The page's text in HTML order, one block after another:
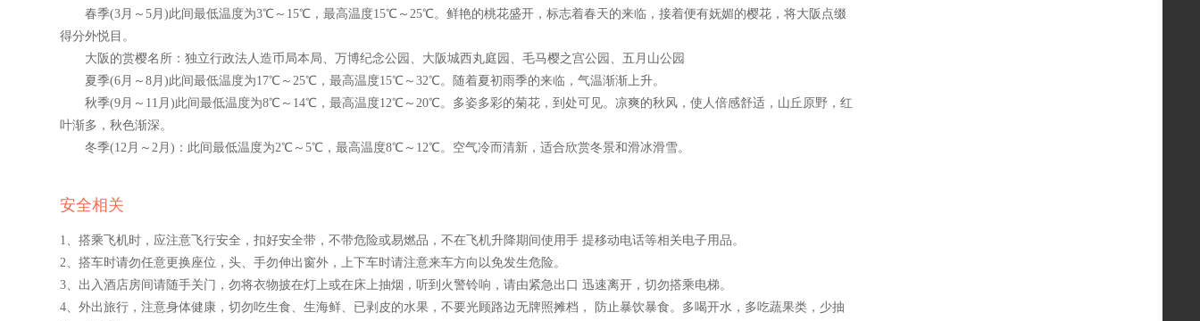
春季(3月～5月)此间最低温度为3℃～15℃，最高温度15℃～25℃。鲜艳的桃花盛开，标志着春天的来临，接着便有妩媚的樱花，将大阪点缀
得分外悦目。
大阪的赏樱名所：独立行政法人造币局本局、万博纪念公园、大阪城西丸庭园、毛马樱之宫公园、五月山公园
夏季(6月～8月)此间最低温度为17℃～25℃，最高温度15℃～32℃。随着夏初雨季的来临，气温渐渐上升。
秋季(9月～11月)此间最低温度为8℃～14℃，最高温度12℃～20℃。多姿多彩的菊花，到处可见。凉爽的秋风，使人倍感舒适，山丘原野，红
叶渐多，秋色渐深。
冬季(12月～2月)：此间最低温度为2℃～5℃，最高温度8℃～12℃。空气冷而清新，适合欣赏冬景和滑冰滑雪。
安全相关
1、搭乘飞机时，应注意飞行安全，扣好安全带，不带危险或易燃品，不在飞机升降期间使用手 提移动电话等相关电子用品。
2、搭车时请勿任意更换座位，头、手勿伸出窗外，上下车时请注意来车方向以免发生危险。
3、出入酒店房间请随手关门，勿将衣物披在灯上或在床上抽烟，听到火警铃响，请由紧急出口 迅速离开，切勿搭乘电梯。
4、外出旅行，注意身体健康，切勿吃生食、生海鲜、已剥皮的水果，不要光顾路边无牌照摊档， 防止暴饮暴食。多喝开水，多吃蔬果类，少抽